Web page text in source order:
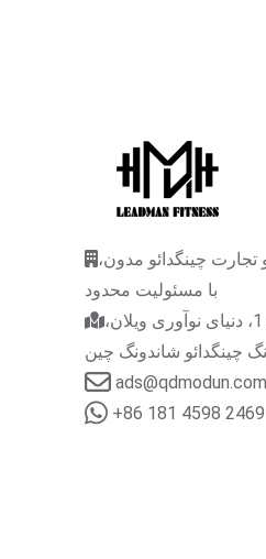
چینگدائو مدون،
با مسئولیت محدود
ساختمان شماره 1، دنیای نوآوری ویلان،
ads@qdmodun.com
+86 181 4598 2469